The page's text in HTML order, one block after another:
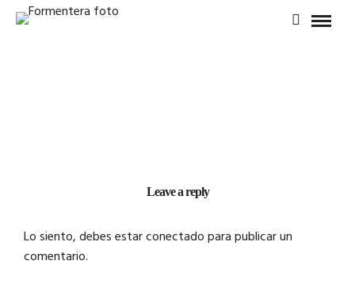
Leave a reply
Lo siento, debes estarconectadopara publicar un
comentario.